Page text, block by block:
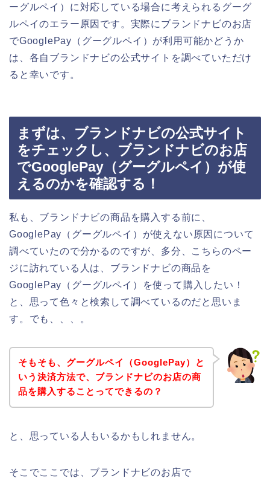
ーグルペイ）に対応している場合に考えられるグーグ
ルペイのエラー原因です。実際にブランドナビのお店
でGooglePay（グーグルペイ）が利用可能かどうか
は、各自ブランドナビの公式サイトを調べていただけ
ると幸いです。
まずは、ブランドナビの公式サイト
をチェックし、ブランドナビのお店
でGooglePay（グーグルペイ）が使
えるのかを確認する！
私も、ブランドナビの商品を購入する前に、
GooglePay（グーグルペイ）が使えない原因について
調べていたので分かるのですが、多分、こちらのペー
ジに訪れている人は、ブランドナビの商品を
GooglePay（グーグルペイ）を使って購入したい！
と、思って色々と検索して調べているのだと思いま
す。でも、、、。
そもそも、グーグルペイ（GooglePay）と
いう決済方法で、ブランドナビのお店の商
品を購入することってできるの？
と、思っている人もいるかもしれません。
そこでここでは、ブランドナビのお店で